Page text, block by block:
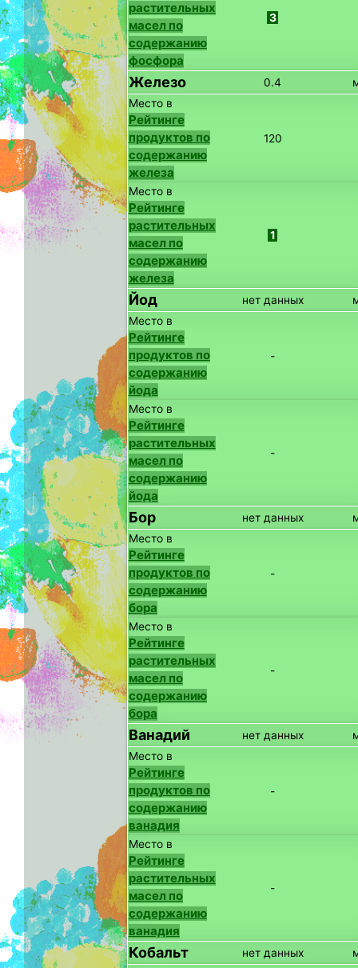
растительных
масел по
содержанию
фосфора
3
Железо 0.4
Место в
Рейтинге
продуктов по
содержанию
железа
120
Место в
Рейтинге
растительных
масел по
содержанию
железа
1
Йод нет данных
Место в
Рейтинге
продуктов по
содержанию
йода
-
Место в
Рейтинге
растительных
масел по
содержанию
йода
-
Бор нет данных
Место в
Рейтинге
продуктов по
содержанию
бора
-
Место в
Рейтинге
растительных
масел по
содержанию
бора
-
Ванадий нет данных
Место в
Рейтинге
продуктов по
содержанию
ванадия
-
Место в
Рейтинге
растительных
масел по
содержанию
ванадия
-
Кобальт нет данных